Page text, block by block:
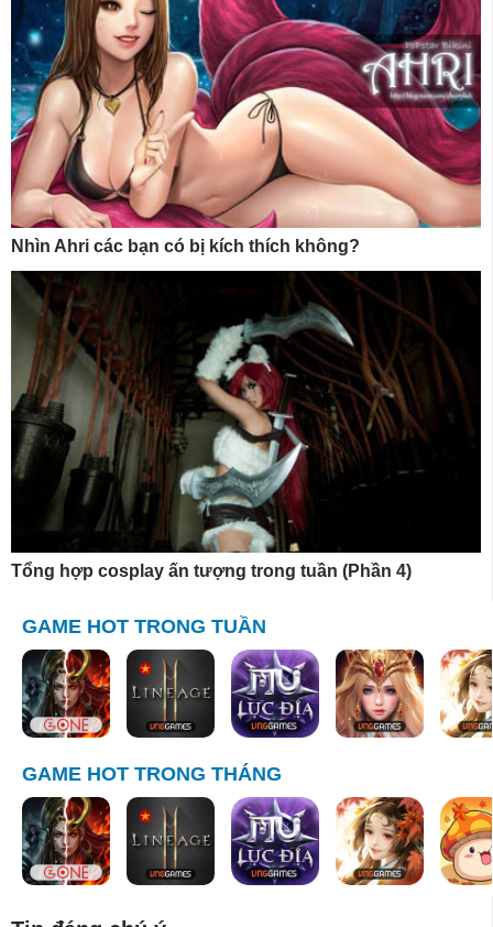
Nhìn Ahri các bạn có bị kích thích không?
Tổng hợp cosplay ấn tượng trong tuần (Phần 4)
GAME HOT TRONG TUẦN
GAME HOT TRONG THÁNG